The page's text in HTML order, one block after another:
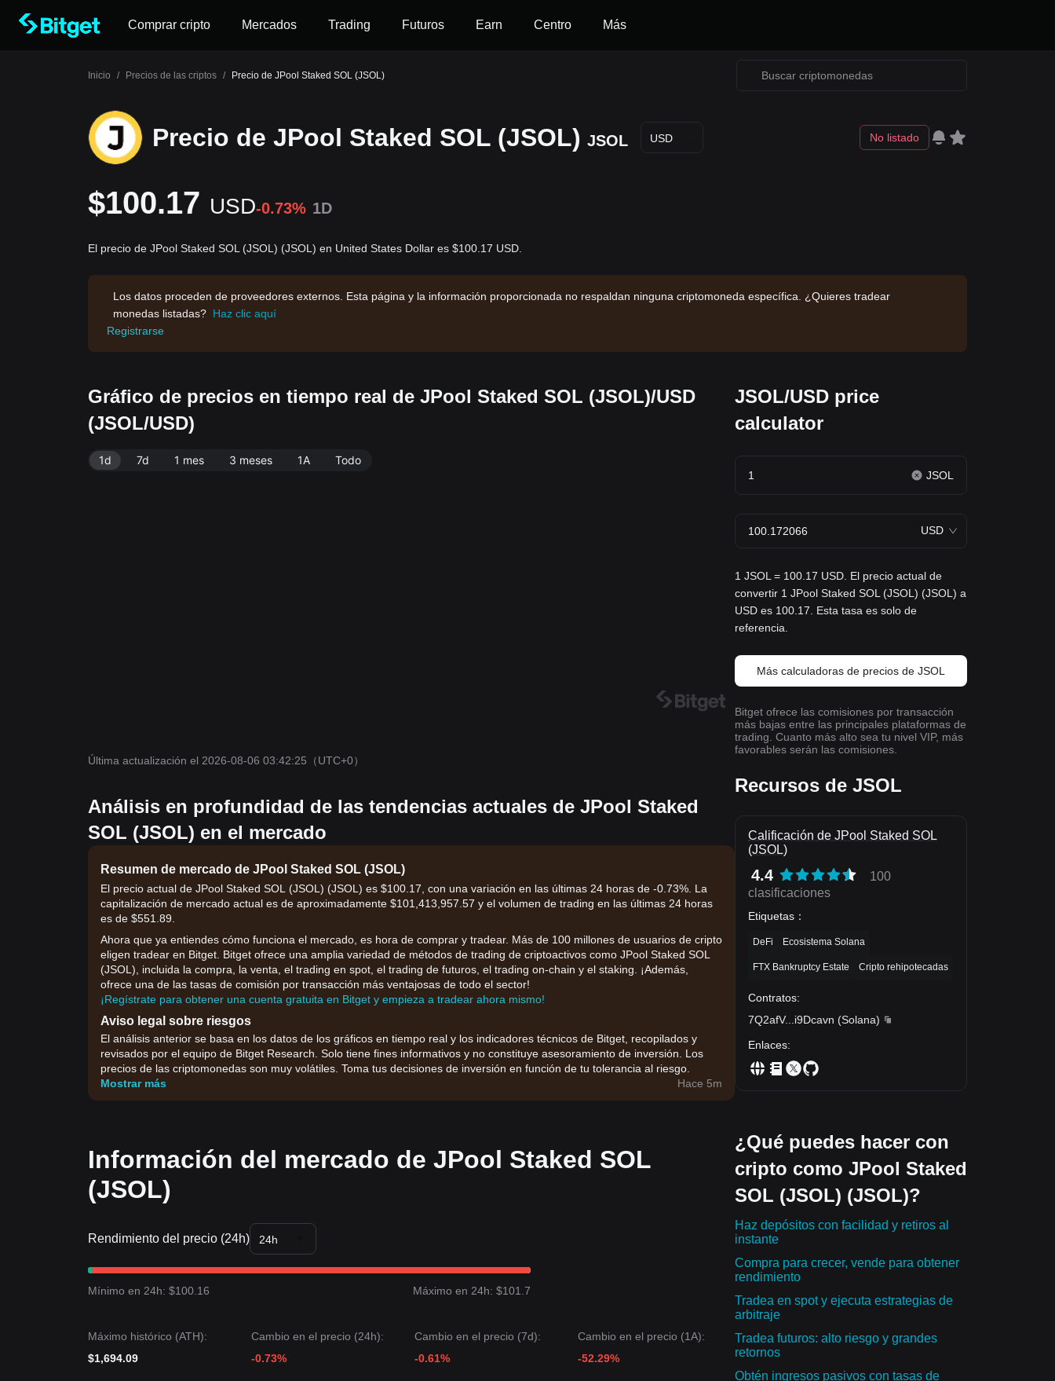
Comprar cripto Mercados Trading Futuros Earn Centro Más
Inicio / Precios de las criptos / Precio de JPool Staked SOL (JSOL)
Precio de JPool Staked SOL (JSOL) JSOL USD No listado
$100.17 USD-0.73% 1D
El precio de JPool Staked SOL (JSOL) (JSOL) en United States Dollar es $100.17 USD.
Los datos proceden de proveedores externos. Esta página y la información proporcionada no respaldan ninguna criptomoneda específica. ¿Quieres tradear
monedas listadas? Haz clic aquí
Registrarse
Gráfico de precios en tiempo real de JPool Staked SOL (JSOL)/USD
(JSOL/USD)
1d 7d 1 mes 3 meses 1A Todo
Última actualización el 2026-08-06 03:42:25 （UTC+0）
Análisis en profundidad de las tendencias actuales de JPool Staked
SOL (JSOL) en el mercado
Resumen de mercado de JPool Staked SOL (JSOL)
El precio actual de JPool Staked SOL (JSOL) (JSOL) es $100.17, con una variación en las últimas 24 horas de -0.73%. La
capitalización de mercado actual es de aproximadamente $101,413,957.57 y el volumen de trading en las últimas 24 horas
es de $551.89.
Ahora que ya entiendes cómo funciona el mercado, es hora de comprar y tradear. Más de 100 millones de usuarios de cripto
eligen tradear en Bitget. Bitget ofrece una amplia variedad de métodos de trading de criptoactivos como JPool Staked SOL
(JSOL), incluida la compra, la venta, el trading en spot, el trading de futuros, el trading on-chain y el staking. ¡Además,
ofrece una de las tasas de comisión por transacción más ventajosas de todo el sector!
¡Regístrate para obtener una cuenta gratuita en Bitget y empieza a tradear ahora mismo!
Aviso legal sobre riesgos
El análisis anterior se basa en los datos de los gráficos en tiempo real y los indicadores técnicos de Bitget, recopilados y
revisados por el equipo de Bitget Research. Solo tiene fines informativos y no constituye asesoramiento de inversión. Los
precios de las criptomonedas son muy volátiles. Toma tus decisiones de inversión en función de tu tolerancia al riesgo.
Mostrar más
Hace 5m
Información del mercado de JPool Staked SOL
(JSOL)
Rendimiento del precio (24h) 24h
Mínimo en 24h: $100.16 Máximo en 24h: $101.7
Máximo histórico (ATH):
$1,694.09
Cambio en el precio (24h):
-0.73%
Cambio en el precio (7d):
-0.61%
Cambio en el precio (1A):
-52.29%
JSOL/USD price
calculator
JSOL
USD
1 JSOL = 100.17 USD. El precio actual de
convertir 1 JPool Staked SOL (JSOL) (JSOL) a
USD es 100.17. Esta tasa es solo de
referencia.
Más calculadoras de precios de JSOL
Bitget ofrece las comisiones por transacción
más bajas entre las principales plataformas de
trading. Cuanto más alto sea tu nivel VIP, más
favorables serán las comisiones.
Recursos de JSOL
Calificación de JPool Staked SOL
(JSOL)
4.4
100
clasificaciones
Etiquetas ：
DeFi Ecosistema Solana
FTX Bankruptcy Estate Cripto rehipotecadas
Contratos:
7Q2afV... i9Dcavn (Solana)
Enlaces:
¿Qué puedes hacer con
cripto como JPool Staked
SOL (JSOL) (JSOL)?
Haz depósitos con facilidad y retiros al
instante
Compra para crecer, vende para obtener
rendimiento
Tradea en spot y ejecuta estrategias de
arbitraje
Tradea futuros: alto riesgo y grandes
retornos
Obtén ingresos pasivos con tasas de